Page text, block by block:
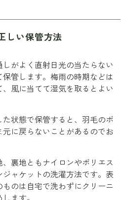
しい保管方法
がよく直射日光の当たらない
管します。梅雨の時期などは
風に当てて湿気を取るとよい
状態で保管すると、羽毛のボ
に戻らないことがあるのでお
裏地ともナイロンやポリエス
ャケットの洗濯方法です。表
のは自宅で洗わずにクリーニ
ます。